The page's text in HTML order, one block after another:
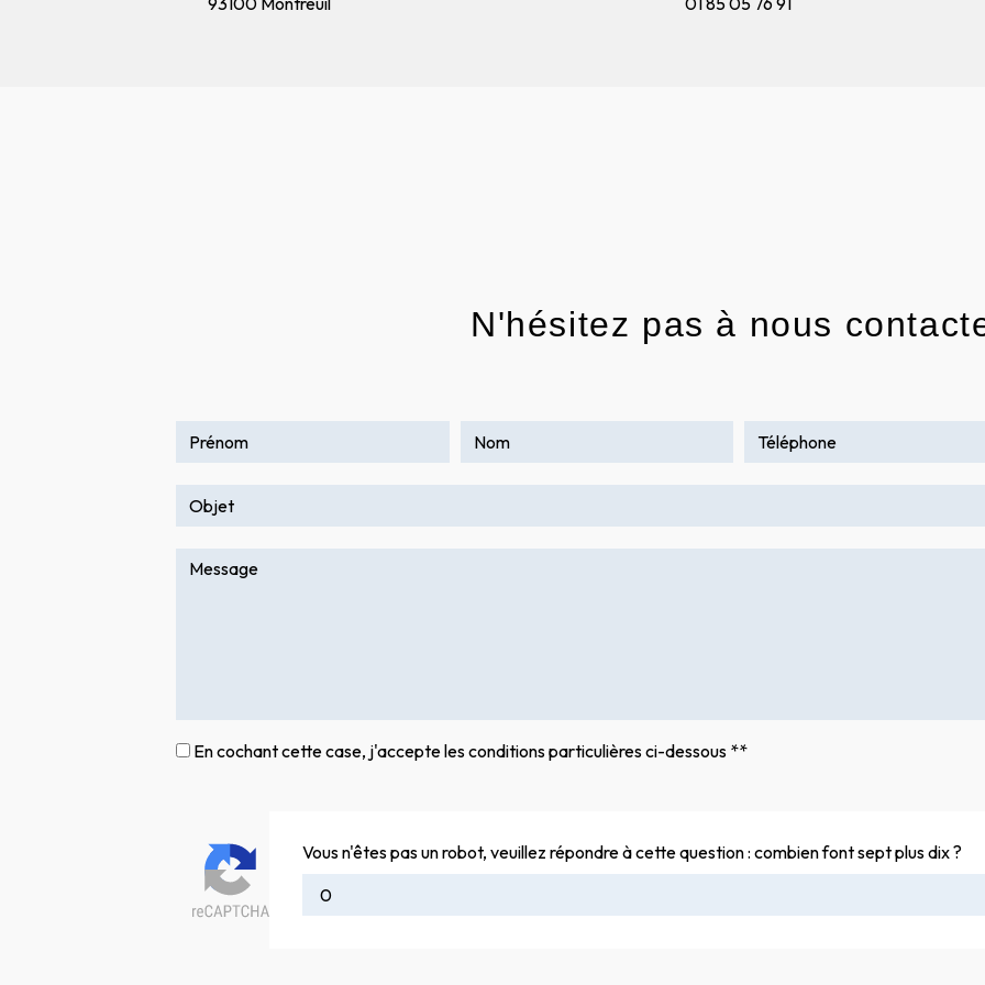
N'hésitez pas à nous
En cochant cette case, j'accepte les conditions particulières ci-dessous **
Vous n'êtes pas un robot, veuillez répondre à cette question : combien font sept plus dix ?